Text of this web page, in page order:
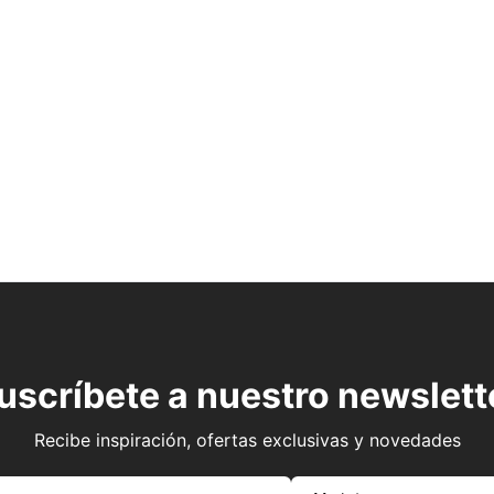
a nuestro
Recibe inspiración, ofertas exclusivas y novedades